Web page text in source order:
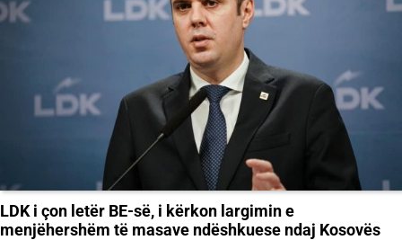
LDK i çon letër BE-së, i kërkon largimin e
menjëhershëm të masave ndëshkuese ndaj Kosovës